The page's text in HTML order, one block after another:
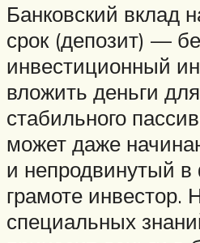
Банковский вклад
срок (депозит) —
инвестиционный
вложить деньги
стабильного
может даже
и непродвинутый
грамоте инвестор.
специальных